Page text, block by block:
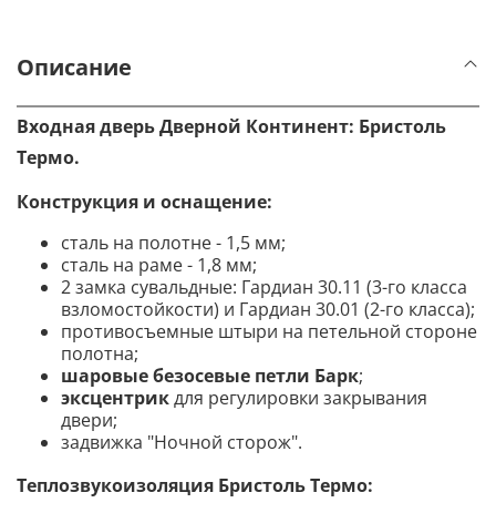
Описание
Входная дверь Дверной Континент: Бристоль
Термо.
Конструкция и оснащение:
сталь на полотне - 1,5 мм;
сталь на раме - 1,8 мм;
2 замка сувальдные: Гардиан 30.11 (3-го класса
взломостойкости) и Гардиан 30.01 (2-го класса);
противосъемные штыри на петельной стороне
полотна;
шаровые безосевые петли Барк;
эксцентрикдля регулировки закрывания
двери;
задвижка "Ночной сторож".
Теплозвукоизоляция Бристоль Термо: